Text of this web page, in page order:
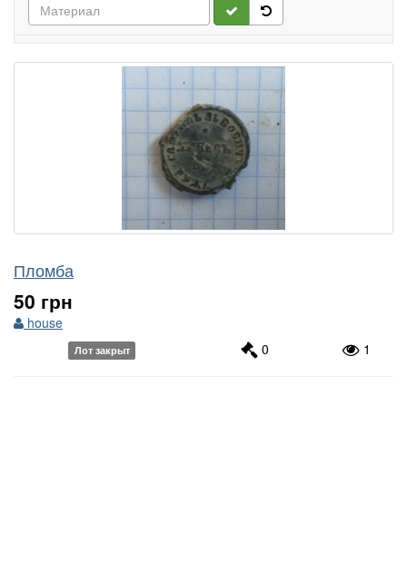
Пломба
50 грн
house
Лот закрыт 0 1